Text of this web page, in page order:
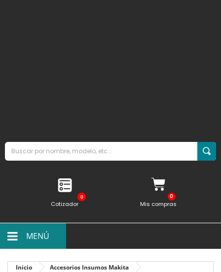
0
Cotizador Mis compras
MENÚ
Inicio
Accesorios Insumos Makita